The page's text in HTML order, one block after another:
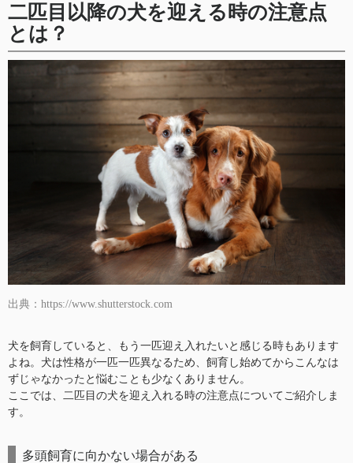
二匹目以降の犬を迎える時の注意点
とは？
出典：https://www.shutterstock.com
犬を飼育していると、もう一匹迎え入れたいと感じる時もあります
よね。犬は性格が一匹一匹異なるため、飼育し始めてからこんなは
ずじゃなかったと悩むことも少なくありません。
ここでは、二匹目の犬を迎え入れる時の注意点についてご紹介しま
す。
多頭飼育に向かない場合がある